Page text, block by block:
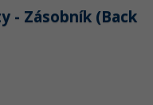
- Zásobník (Back